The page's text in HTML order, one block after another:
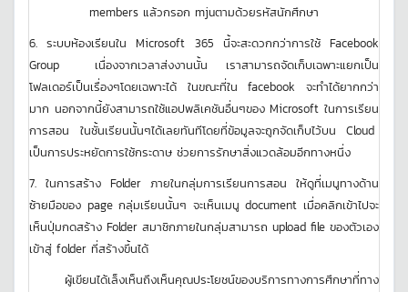
members แล้วกรอก mjuตามด้วยรหัสนักศึกษา
6. ระบบห้องเรียนใน Microsoft 365 นี้จะสะดวกกว่าการใช้ Facebook
Group เนื่องจากเวลาส่งงานนั้น เราสามารถจัดเก็บเฉพาะแยกเป็น
โฟลเดอร์เป็นเรื่องๆโดยเฉพาะได้ ในขณะที่ใน facebook จะทำได้ยากกว่า
มาก นอกจากนี้ยังสามารถใช้แอปพลิเคชันอื่นๆของ Microsoft ในการเรียน
การสอน ในชั้นเรียนนั้นๆได้เลยทันทีโดยที่ข้อมูลจะถูกจัดเก็บไว้บน Cloud
เป็นการประหยัดการใช้กระดาษ ช่วยการรักษาสิ่งแวดล้อมอีกทางหนึ่ง
7. ในการสร้าง Folder ภายในกลุ่มการเรียนการสอน ให้ดูที่เมนูทางด้าน
ซ้ายมือของ page กลุ่มเรียนนั้นๆ จะเห็นเมนู document เมื่อคลิกเข้าไปจะ
เห็นปุ่มกดสร้าง Folder สมาชิกภายในกลุ่มสามารถ upload file ของตัวเอง
เข้าสู่ folder ที่สร้างขึ้นได้
ผู้เขียนได้เล็งเห็นถึงเห็นคุณประโยชน์ของบริการทางการศึกษาที่ทาง